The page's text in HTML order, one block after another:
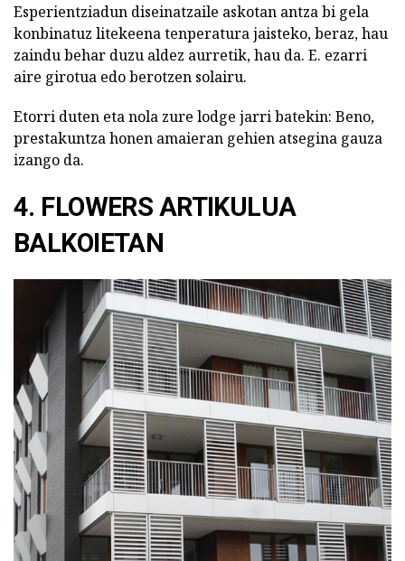
Esperientziadun diseinatzaile askotan antza bi gela
konbinatuz litekeena tenperatura jaisteko, beraz, hau
zaindu behar duzu aldez aurretik, hau da. E. ezarri
aire girotua edo berotzen solairu.
Etorri duten eta nola zure lodge jarri batekin: Beno,
prestakuntza honen amaieran gehien atsegina gauza
izango da.
4. FLOWERS ARTIKULUA
BALKOIETAN